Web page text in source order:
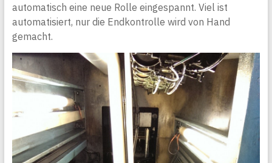
automatisch eine neue Rolle eingespannt. Viel ist
automatisiert, nur die Endkontrolle wird von Hand
gemacht.